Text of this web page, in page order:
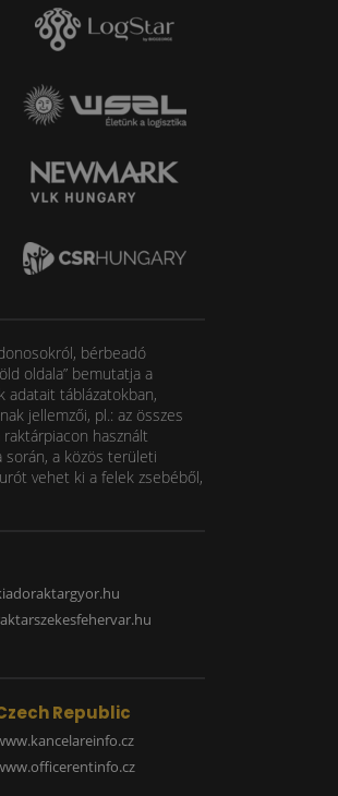
bérbeadó
oldala” bemutatja a
adatait táblázatokban,
jellemzői, pl.: az összes
használt
során, a közös területi
vehet ki a felek zsebéből,
Republic